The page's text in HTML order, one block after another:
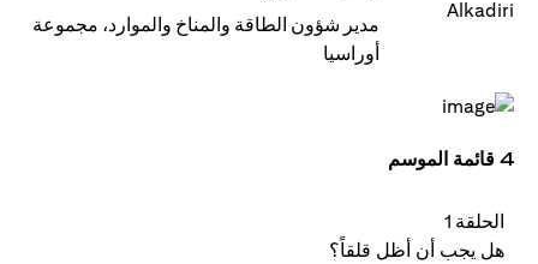
مدير شؤون الطاقة والمناخ والموارد، مجموعة
أوراسيا
4 قائمة الموسم
الحلقة 1
هل يجب أن أظل قلقاً؟